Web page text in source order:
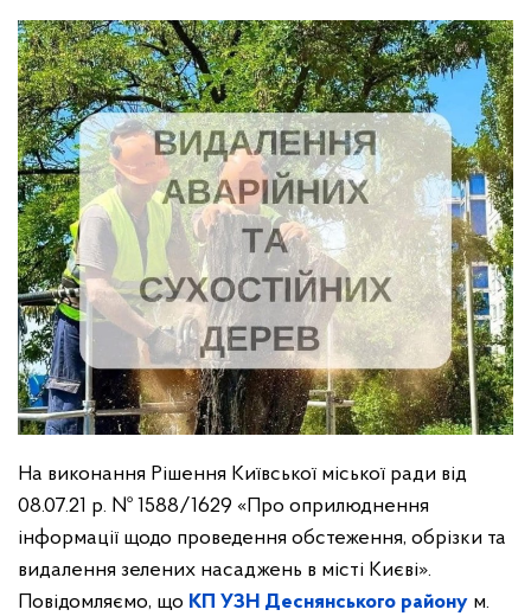
На виконання Рішення Київської міської ради від
08.07.21 р. № 1588/1629 «Про оприлюднення
інформації щодо проведення обстеження, обрізки та
видалення зелених насаджень в місті Києві».
Повідомляємо, що КП УЗН Деснянського району м.